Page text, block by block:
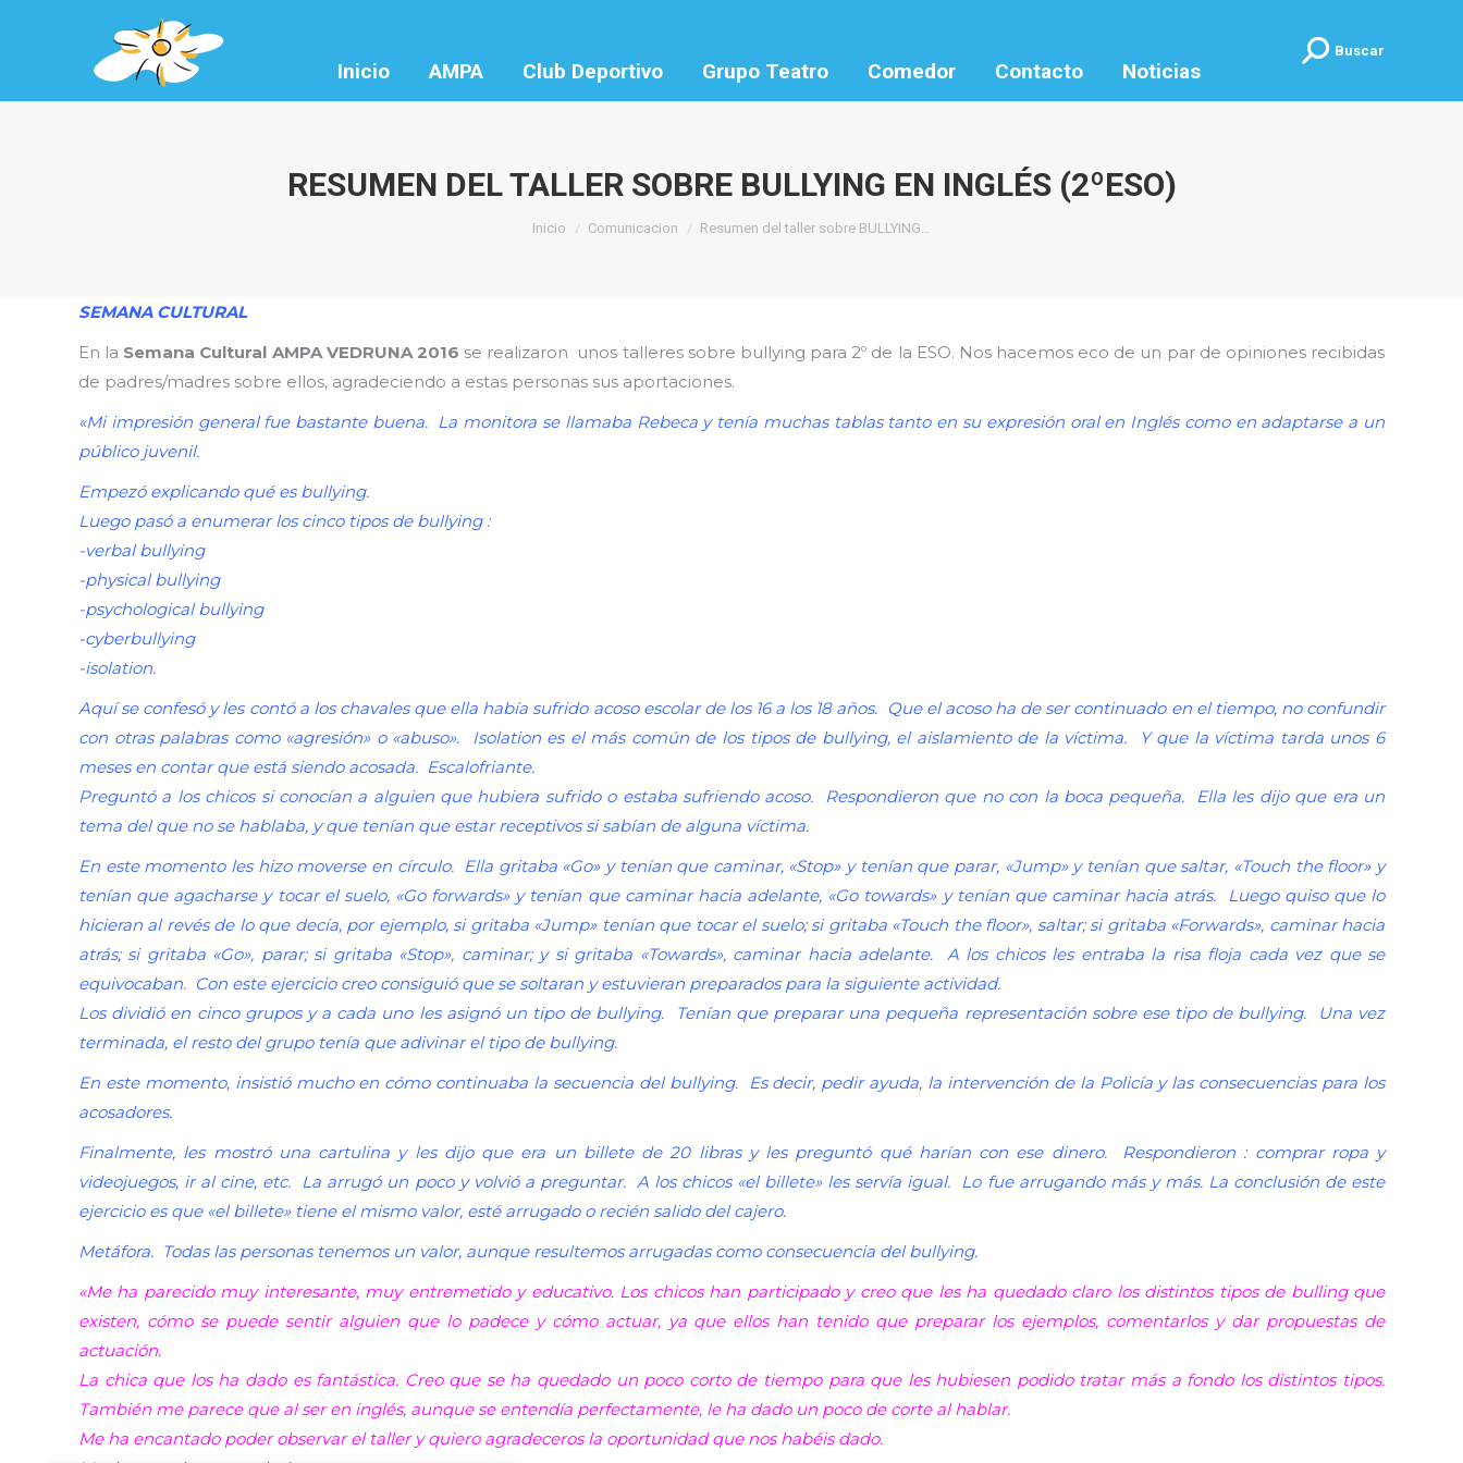
Inicio AMPA Club Deportivo Grupo Teatro Comedor Contacto Noticias
Buscar:Buscar
RESUMEN DEL TALLER SOBRE BULLYING EN INGLÉS (2ºESO)
Estás aquí:
Inicio Comunicacion Resumen del taller sobre BULLYING…
SEMANA CULTURAL
En la Semana Cultural AMPA VEDRUNA 2016 se realizaron unos talleres sobre bullying para 2º de la ESO. Nos hacemos eco de un par de opiniones recibidas
de padres/madres sobre ellos, agradeciendo a estas personas sus aportaciones.
«Mi impresión general fue bastante buena. La monitora se llamaba Rebeca y tenía muchas tablas tanto en su expresión oral en Inglés como en adaptarse a un
público juvenil.
Empezó explicando qué es bullying.
Luego pasó a enumerar los cinco tipos de bullying :
-verbal bullying
-physical bullying
-psychological bullying
-cyberbullying
-isolation.
Aquí se confesó y les contó a los chavales que ella había sufrido acoso escolar de los 16 a los 18 años. Que el acoso ha de ser continuado en el tiempo, no confundir
con otras palabras como «agresión» o «abuso». Isolation es el más común de los tipos de bullying, el aislamiento de la víctima. Y que la víctima tarda unos 6
meses en contar que está siendo acosada. Escalofriante.
Preguntó a los chicos si conocían a alguien que hubiera sufrido o estaba sufriendo acoso. Respondieron que no con la boca pequeña. Ella les dijo que era un
tema del que no se hablaba, y que tenían que estar receptivos si sabían de alguna víctima.
En este momento les hizo moverse en círculo. Ella gritaba «Go» y tenían que caminar, «Stop» y tenían que parar, «Jump» y tenían que saltar, «Touch the floor» y
tenían que agacharse y tocar el suelo, «Go forwards» y tenían que caminar hacia adelante, «Go towards» y tenían que caminar hacia atrás. Luego quiso que lo
hicieran al revés de lo que decía, por ejemplo, si gritaba «Jump» tenían que tocar el suelo; si gritaba «Touch the floor», saltar; si gritaba «Forwards», caminar hacia
atrás; si gritaba «Go», parar; si gritaba «Stop», caminar; y si gritaba «Towards», caminar hacia adelante. A los chicos les entraba la risa floja cada vez que se
equivocaban. Con este ejercicio creo consiguió que se soltaran y estuvieran preparados para la siguiente actividad.
Los dividió en cinco grupos y a cada uno les asignó un tipo de bullying. Tenían que preparar una pequeña representación sobre ese tipo de bullying. Una vez
terminada, el resto del grupo tenía que adivinar el tipo de bullying.
En este momento, insistió mucho en cómo continuaba la secuencia del bullying. Es decir, pedir ayuda, la intervención de la Policía y las consecuencias para los
acosadores.
Finalmente, les mostró una cartulina y les dijo que era un billete de 20 libras y les preguntó qué harían con ese dinero. Respondieron : comprar ropa y
videojuegos, ir al cine, etc. La arrugó un poco y volvió a preguntar. A los chicos «el billete» les servía igual. Lo fue arrugando más y más. La conclusión de este
ejercicio es que «el billete» tiene el mismo valor, esté arrugado o recién salido del cajero.
Metáfora. Todas las personas tenemos un valor, aunque resultemos arrugadas como consecuencia del bullying.
«Me ha parecido muy interesante, muy entremetido y educativo. Los chicos han participado y creo que les ha quedado claro los distintos tipos de bulling que
existen, cómo se puede sentir alguien que lo padece y cómo actuar, ya que ellos han tenido que preparar los ejemplos, comentarlos y dar propuestas de
actuación.
La chica que los ha dado es fantástica. Creo que se ha quedado un poco corto de tiempo para que les hubiesen podido tratar más a fondo los distintos tipos.
También me parece que al ser en inglés, aunque se entendía perfectamente, le ha dado un poco de corte al hablar.
Me ha encantado poder observar el taller y quiero agradeceros la oportunidad que nos habéis dado.